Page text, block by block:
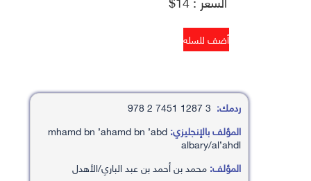
ردمك:
المؤلف بالإنجليزي:mhamd bn ’ahamd bn ’abd
albary/al’ahdl
المؤلف:محمد بن أحمد بن عبد الباري/الأهدل